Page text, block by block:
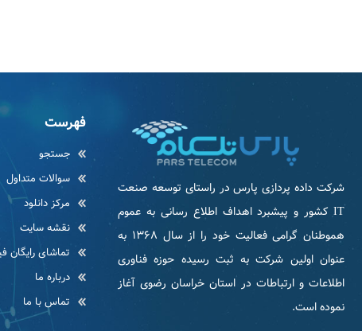
شرکت داده پردازی پارس در راستای توسعه صنعت
IT كشور و پیشبرد اهداف اطلاع رسانی به عموم
هموطنان گرامی فعاليت خود را از سال ۱۳۶۸ به
عنوان اولین شرکت به ثبت رسیده حوزه فناوری
اطلاعات و ارتباطات در استان خراسان رضوی آغاز
نموده است.
فهرست
جستجو
سوالات متداول
مرکز دانلود
نقشه سایت
تماشای رایگان
درباره ما
تماس با ما